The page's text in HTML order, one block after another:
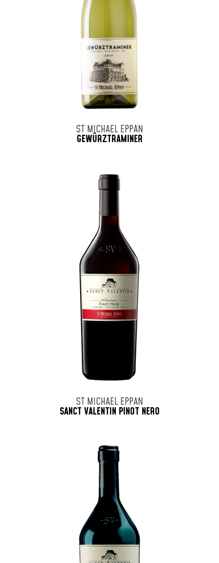
ST MICHAEL EPPAN
GEWÜRZTRAMINER
ST MICHAEL EPPAN
SANCT VALENTIN PINOT NERO